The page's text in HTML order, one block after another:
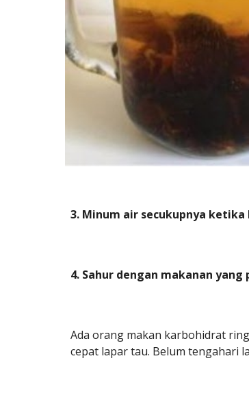
3. Minum air secukupnya
4. Sahur dengan makanan
Ada orang makan karbohidrat
cepat lapar tau. Belum tengahari